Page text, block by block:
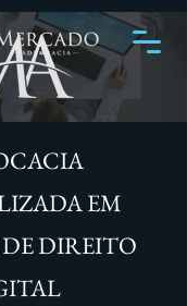
EM
DE DIREITO